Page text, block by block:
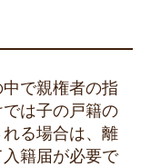
で親権者の指
は子の戸籍の
る場合は、離
籍届が必要で